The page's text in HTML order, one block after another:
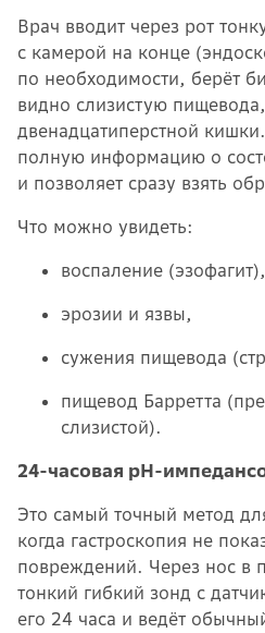
Врач вводит через рот
с камерой на конце
по необходимости, берёт
видно слизистую
двенадцатиперстной
полную информацию о
и позволяет сразу взять
Что можно увидеть:
воспаление (эзофагит),
эрозии и язвы,
сужения пищевода
пищевод Барретта
слизистой).
24-часовая pH-
Это самый точный метод
когда гастроскопия не
повреждений. Через нос в
тонкий гибкий зонд с
его 24 часа и ведёт